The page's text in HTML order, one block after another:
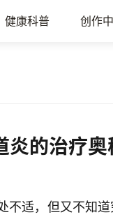
健康科普 创作
炎的治疗奥
不适，但又不知